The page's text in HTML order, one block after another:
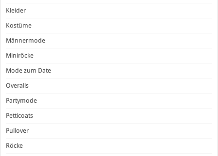
Kleider
Kostüme
Männermode
Miniröcke
Mode zum Date
Overalls
Partymode
Petticoats
Pullover
Röcke